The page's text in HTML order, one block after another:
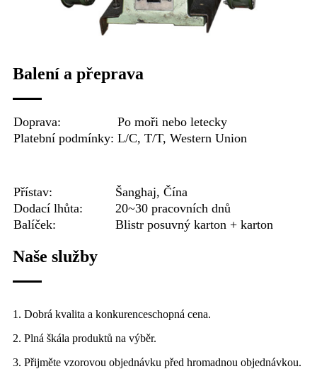
Balení a přeprava
Doprava:
Po moři nebo letecky
Platební podmínky: L/C, T/T, Western Union
Přístav:
Šanghaj, Čína
Dodací lhůta:
20~30 pracovních dnů
Balíček:
Blistr posuvný karton + karton
Naše služby
1. Dobrá kvalita a konkurenceschopná cena.
2. Plná škála produktů na výběr.
3. Přijměte vzorovou objednávku před hromadnou objednávkou.